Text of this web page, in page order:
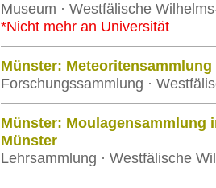
Museum · Westfälische
*Nicht mehr an Universität
Münster:
Forschungssammlung ·
Münster: Moulagensammlung
Münster
Lehrsammlung · Westfälische